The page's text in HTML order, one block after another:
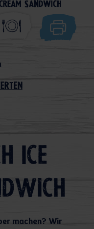
SANDWICH
Ice
machen? Wir